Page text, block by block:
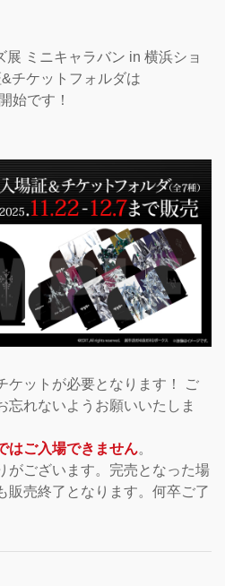
展 ミニキャラバン in 横浜ショ
チケットフォルダは
始です！
ケットが必要となります！ ご
忘れないようお願いいたしま
はご入場できません。
がございます。完売となった場
販売終了となります。何卒ご了